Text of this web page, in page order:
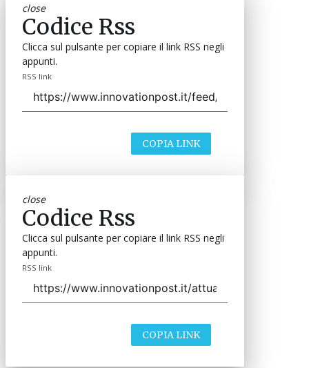
close
Codice Rss
Clicca sul pulsante per copiare il link RSS negli
appunti.
RSS link
COPIA LINK
close
Codice Rss
Clicca sul pulsante per copiare il link RSS negli
appunti.
RSS link
COPIA LINK